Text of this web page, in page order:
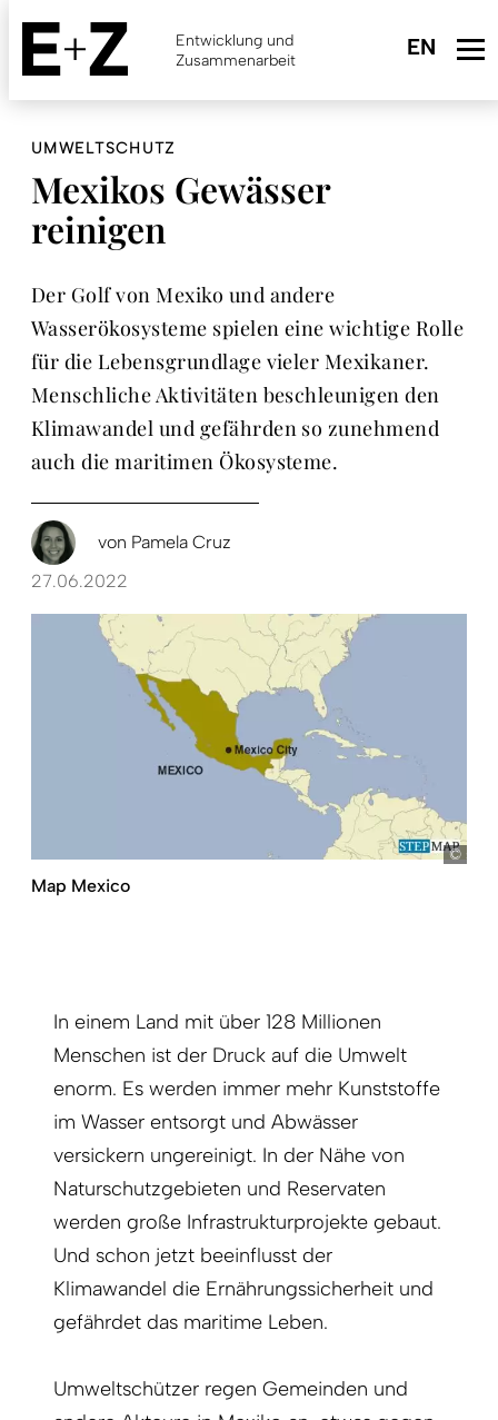
Skip
main
content
Entwicklung und
Zusammenarbeit
UMWELTSCHUTZ
Mexikos Gewässer
reinigen
Der Golf von Mexiko und andere
Wasserökosysteme spielen eine wichtige Rolle
für die Lebensgrundlage vieler Mexikaner.
Menschliche Aktivitäten beschleunigen den
Klimawandel und gefährden so zunehmend
auch die maritimen Ökosysteme.
von Pamela Cruz
27.06.2022
Map Mexico
In einem Land mit über 128 Millionen
Menschen ist der Druck auf die Umwelt
enorm. Es werden immer mehr Kunststoffe
im Wasser entsorgt und Abwässer
versickern ungereinigt. In der Nähe von
Naturschutzgebieten und Reservaten
werden große Infrastrukturprojekte gebaut.
Und schon jetzt beeinflusst der
Klimawandel die Ernährungssicherheit und
gefährdet das maritime Leben.
Umweltschützer regen Gemeinden und